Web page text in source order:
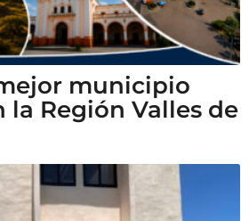
municipio
la Región Valles de